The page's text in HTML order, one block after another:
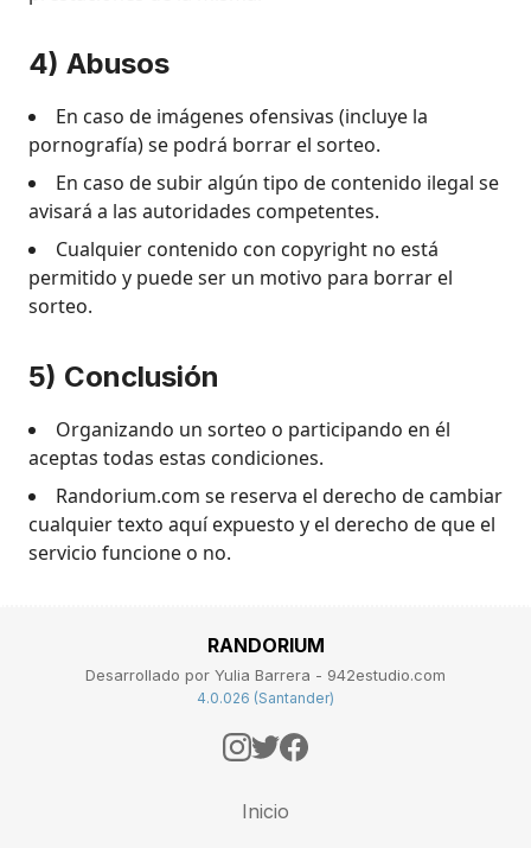
4) Abusos
En caso de imágenes ofensivas (incluye la
pornografía) se podrá borrar el sorteo.
En caso de subir algún tipo de contenido ilegal se
avisará a las autoridades competentes.
Cualquier contenido con copyright no está
permitido y puede ser un motivo para borrar el
sorteo.
5) Conclusión
Organizando un sorteo o participando en él
aceptas todas estas condiciones.
Randorium.com se reserva el derecho de cambiar
cualquier texto aquí expuesto y el derecho de que el
servicio funcione o no.
RANDORIUM
Desarrollado por Yulia Barrera - 942estudio.com
4.0.026 (Santander)
Inicio